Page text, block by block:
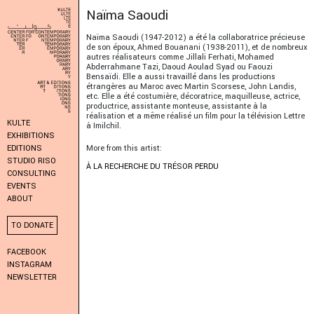
KULTE
EXHIBITIONS
EDITIONS
STUDIO RISO
CONSULTING
EVENTS
ABOUT
TO DONATE
FACEBOOK
INSTAGRAM
NEWSLETTER
Naïma Saoudi
Naïma Saoudi (1947-2012) a été la collaboratrice précieuse
de son époux, Ahmed Bouanani (1938-2011), et de nombreux
autres réalisateurs comme Jillali Ferhati, Mohamed
Abderrahmane Tazi, Daoud Aoulad Syad ou Faouzi
Bensaïdi. Elle a aussi travaillé dans les productions
étrangères au Maroc avec Martin Scorsese, John Landis,
etc. Elle a été costumière, décoratrice, maquilleuse, actrice,
productrice, assistante monteuse, assistante à la
réalisation et a même réalisé un film pour la télévision Lettre
à Imilchil.
More from this artist:
À LA RECHERCHE DU TRÉSOR PERDU